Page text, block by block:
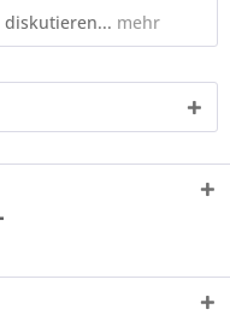
diskutieren... mehr